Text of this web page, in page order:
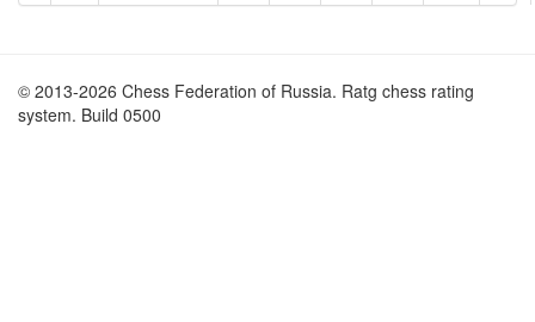
© 2013-2026 Chess Federation of Russia. Ratg chess rating
system. Build 0500